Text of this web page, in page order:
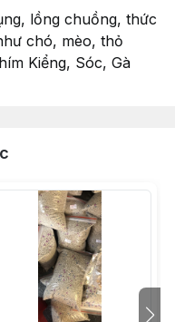
lồng chuồng, thức
chó, mèo, thỏ
Kiểng, Sóc, Gà